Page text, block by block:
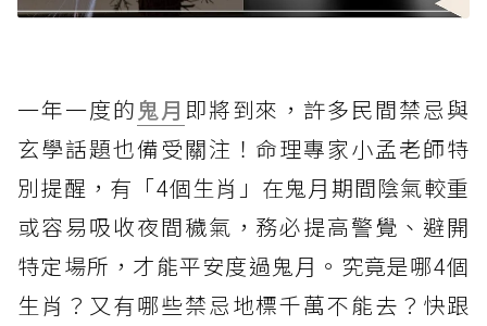
一年一度的 鬼月 即將到來，許多民間禁忌與
玄學話題也備受關注！命理專家小孟老師特
別提醒，有「4個生肖」在鬼月期間陰氣較重
或容易吸收夜間穢氣，務必提高警覺、避開
特定場所，才能平安度過鬼月。究竟是哪4個
生肖？又有哪些禁忌地標千萬不能去？快跟